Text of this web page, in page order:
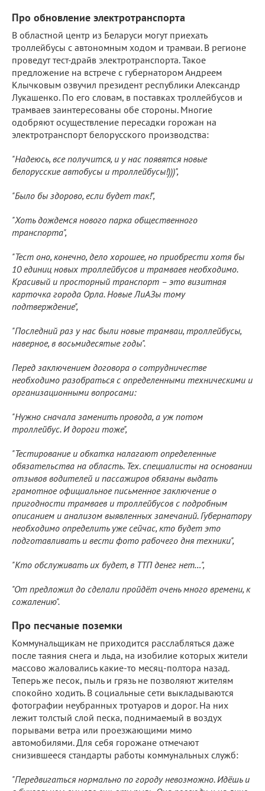
Про обновление электротранспорта
В областной центр из Беларуси могут приехать
троллейбусы с автономным ходом и трамваи. В регионе
проведут тест-драйв электротранспорта. Такое
предложение на встрече с губернатором Андреем
Клычковым озвучил президент республики Александр
Лукашенко. По его словам, в поставках троллейбусов и
трамваев заинтересованы обе стороны. Многие
одобряют осуществление пересадки горожан на
электротранспорт белорусского производства:
"Надеюсь, все получится, и у нас появятся новые
белорусские автобусы и троллейбусы!)))",
"Было бы здорово, если будет так!",
"Хоть дождемся нового парка общественного
транспорта",
"Тест оно, конечно, дело хорошее, но приобрести хотя бы
10 единиц новых троллейбусов и трамваев необходимо.
Красивый и просторный транспорт – это визитная
карточка города Орла. Новые ЛиАЗы тому
подтверждение",
"Последний раз у нас были новые трамваи, троллейбусы,
наверное, в восьмидесятые годы".
Перед заключением договора о сотрудничестве
необходимо разобраться с определенными техническими и
организационными вопросами:
"Нужно сначала заменить провода, а уж потом
троллейбус. И дороги тоже",
"Тестирование и обкатка налагают определенные
обязательства на область. Тех. специалисты на основании
отзывов водителей и пассажиров обязаны выдать
грамотное официальное письменное заключение о
пригодности трамваев и троллейбусов с подробным
описанием и анализом выявленных замечаний. Губернатору
необходимо определить уже сейчас, кто будет это
подготавливать и вести фото рабочего дня техники",
"Кто обслуживать их будет, в ТТП денег нет…",
"От предложил до сделали пройдёт очень много времени, к
сожалению".
Про песчаные поземки
Коммунальщикам не приходится расслабляться даже
после таяния снега и льда, на изобилие которых жители
массово жаловались какие-то месяц-полтора назад.
Теперь же песок, пыль и грязь не позволяют жителям
спокойно ходить. В социальные сети выкладываются
фотографии неубранных тротуаров и дорог. На них
лежит толстый слой песка, поднимаемый в воздух
порывами ветра или проезжающими мимо
автомобилями. Для себя горожане отмечают
снизившееся стандарты работы коммунальных служб:
"Передвигаться нормально по городу невозможно. Идёшь и